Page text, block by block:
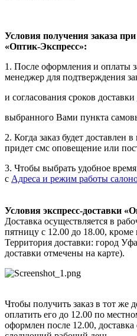
Условия получения заказа
«Оптик-Экспресс»:
1. После оформления и оплаты
менеджер для подтверждения
и согласования сроков доставки
выбранного Вами пункта
2. Когда заказ будет доставлен
придет смс оповещение или
3. Чтобы выбрать удобное
с Адреса и режим работы
Условия экспресс-доставки
Доставка осуществляется в
пятницу с 12.00 до 18.00,
Территория доставки: город
доставки отмечены на карте).
Чтобы получить заказ в тот же
оплатить его до 12.00 по
оформлен после 12.00, доставка